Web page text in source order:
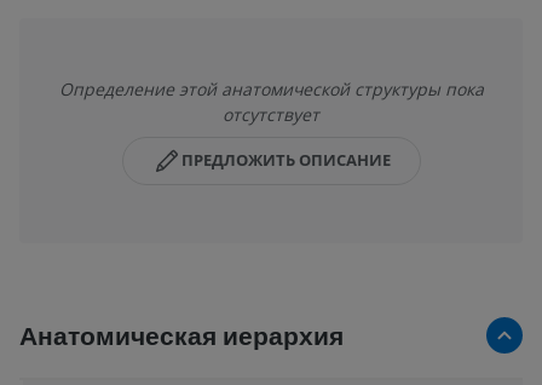
Определение этой анатомической структуры пока
отсутствует
ПРЕДЛОЖИТЬ ОПИСАНИЕ
Анатомическая иерархия